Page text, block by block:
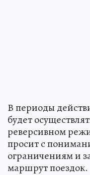
В периоды
будет
реверсивном
просит с
ограничениям и
маршрут поездок.